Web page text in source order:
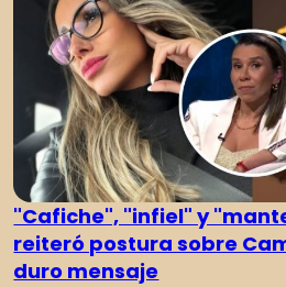
"Cafiche", "infiel" y
reiteró postura sobre
duro mensaje